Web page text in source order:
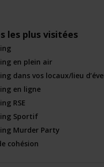
les plus visitées
en plein air
dans vos locaux/lieu
en ligne
RSE
Sportif
Murder Party
cohésion